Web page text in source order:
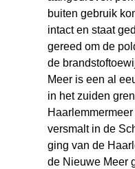
buiten gebruik
intact en staat
gereed om de
de
Meer is een al
in het zuiden
versmalt in de
ging van de
de Nieuwe Meer